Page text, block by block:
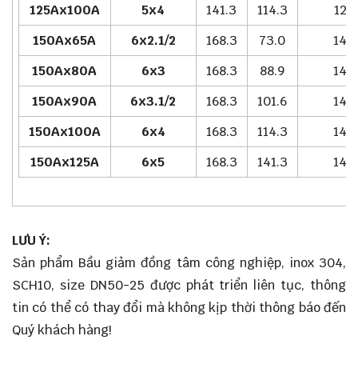
125Ax100A
5x4 141.3 114.3
150Ax65A
6x2.1/2 168.3 73.0
150Ax80A
6x3 168.3 88.9
150Ax90A
6x3.1/2 168.3 101.6
150Ax100A
6x4 168.3 114.3
150Ax125A
6x5 168.3 141.3
LƯU Ý:
Sản phẩm Bầu giảm đồng tâm công nghiệp, inox 304,
SCH10, size DN50-25 được phát triển liên tục, thông
tin có thể có thay đổi mà không kịp thời thông báo đến
Quý khách hàng!